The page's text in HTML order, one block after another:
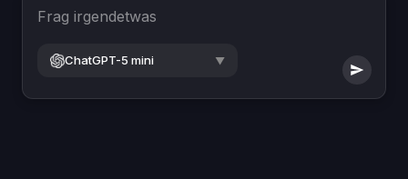
Frag irgendetwas
ChatGPT-5 mini ▼